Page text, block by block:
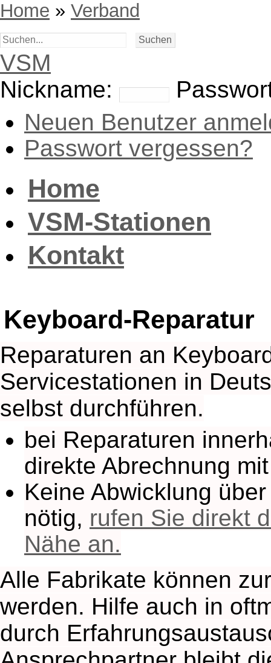
Home » Verband
VSM
Nickname:
Neuen Benutzer
Passwort vergessen?
Home
VSM-Stationen
Kontakt
Keyboard-Reparatur
Reparaturen an
Servicestationen in
selbst durchführen.
bei Reparaturen
direkte Abrechnung
Keine Abwicklung
nötig, rufen Sie direkt
Nähe an.
Alle Fabrikate können
werden. Hilfe auch in
durch